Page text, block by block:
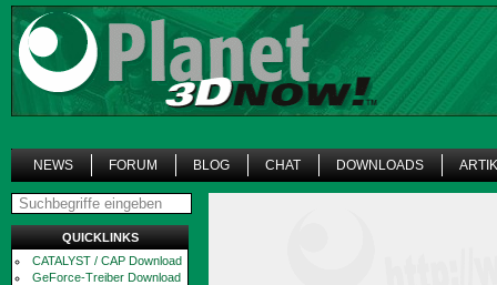
NEWS FORUM BLOG CHAT DOWNLOADS
QUICKLINKS
CATALYST / CAP Download
GeForce-Treiber Download